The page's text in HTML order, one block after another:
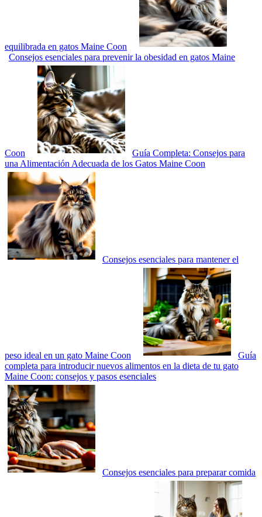
equilibrada en gatos Maine Coon
Consejos esenciales para prevenir la obesidad en gatos Maine
Coon
Guía Completa: Consejos para
una Alimentación Adecuada de los Gatos Maine Coon
Consejos esenciales para mantener el
peso ideal en un gato Maine Coon
Guía
completa para introducir nuevos alimentos en la dieta de tu gato
Maine Coon: consejos y pasos esenciales
Consejos esenciales para preparar comida